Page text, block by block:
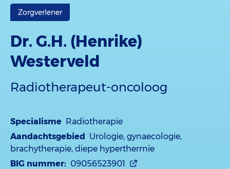
Zorgverlener
Dr. G.H. (Henrike)
Westerveld
Radiotherapeut-oncoloog
Specialisme Radiotherapie
Aandachtsgebied Urologie, gynaecologie,
brachytherapie, diepe hyperthermie
BIG nummer: 09056523901